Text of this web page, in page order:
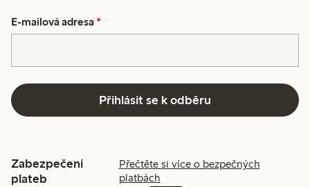
E-mailová adresa *
Přihlásit se k odběru
Zabezpečení
plateb
Přečtěte si více o bezpečných
platbách